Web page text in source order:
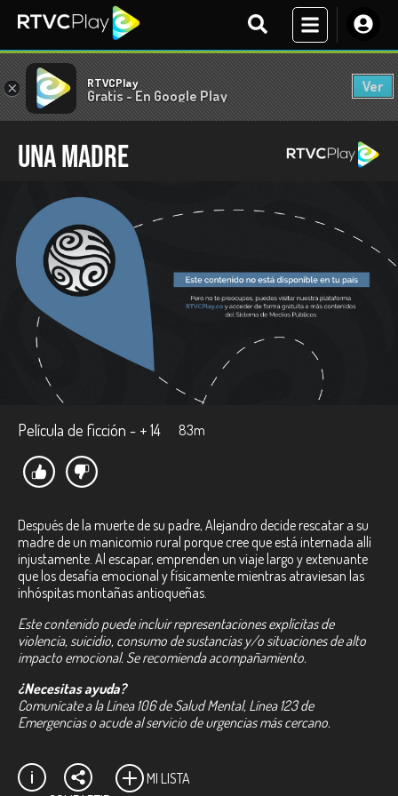
× RTVCPlay
Gratis - En Google Play
Ver
Una madre
Película de ficción - + 14 83m
Después de la muerte de su padre, Alejandro decide rescatar a su
madre de un manicomio rural porque cree que está internada allí
injustamente. Al escapar, emprenden un viaje largo y extenuante
que los desafía emocional y físicamente mientras atraviesan las
inhóspitas montañas antioqueñas.
Este contenido puede incluir representaciones explícitas de
violencia, suicidio, consumo de sustancias y/o situaciones de alto
impacto emocional. Se recomienda acompañamiento.
¿Necesitas ayuda?
Comunícate a la Línea 106 de Salud Mental, Línea 123 de
Emergencias o acude al servicio de urgencias más cercano.
MI LISTA